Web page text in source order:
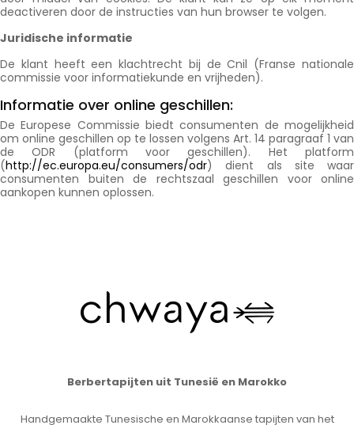
deactiveren door de instructies van hun browser te volgen.
Juridische informatie
De klant heeft een klachtrecht bij de Cnil (Franse nationale
commissie voor informatiekunde en vrijheden).
Informatie over online geschillen:
De Europese Commissie biedt consumenten de mogelijkheid
om online geschillen op te lossen volgens Art. 14 paragraaf 1 van
de ODR (platform voor geschillen). Het platform
(http://ec.europa.eu/consumers/odr) dient als site waar
consumenten buiten de rechtszaal geschillen voor online
aankopen kunnen oplossen.
Berbertapijten uit Tunesië en Marokko
Handgemaakte Tunesische en Marokkaanse tapijten van het